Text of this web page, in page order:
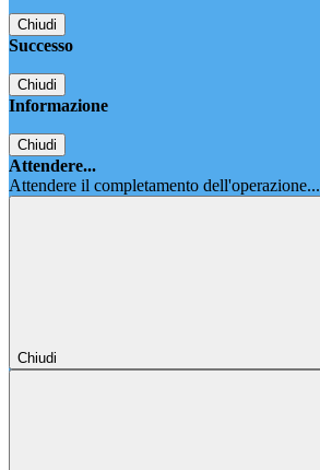
Chiudi
Successo
Chiudi
Informazione
Chiudi
Attendere...
Attendere il completamento dell'operazione...
Chiudi